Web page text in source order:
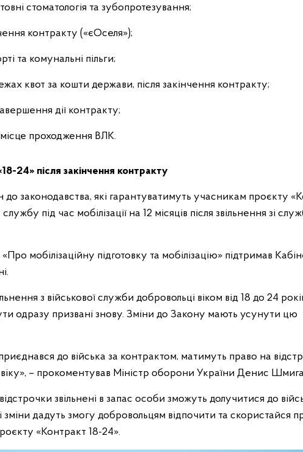
стоматологія та зубопротезування;
контракту («єОселя»);
та комунальні пільги;
квот за кошти держави, після закінчення контракту;
дії контракту;
проходження ВЛК.
24» після закінчення контракту
законодавства, які гарантуватимуть учасникам проєкту
під час мобілізації на 12 місяців після звільнення зі
мобілізаційну підготовку та мобілізацію» підтримав
з військової служби добровольці віком від 18 до 24
одразу призвані знову. Зміни до Закону мають усунути цю
до війська за контрактом, матимуть право на
віку», – прокоментував Міністр оборони України Денис
звільнені в запас особи зможуть долучитися до
дадуть змогу добровольцям відпочити та скористайся
«Контракт 18-24».